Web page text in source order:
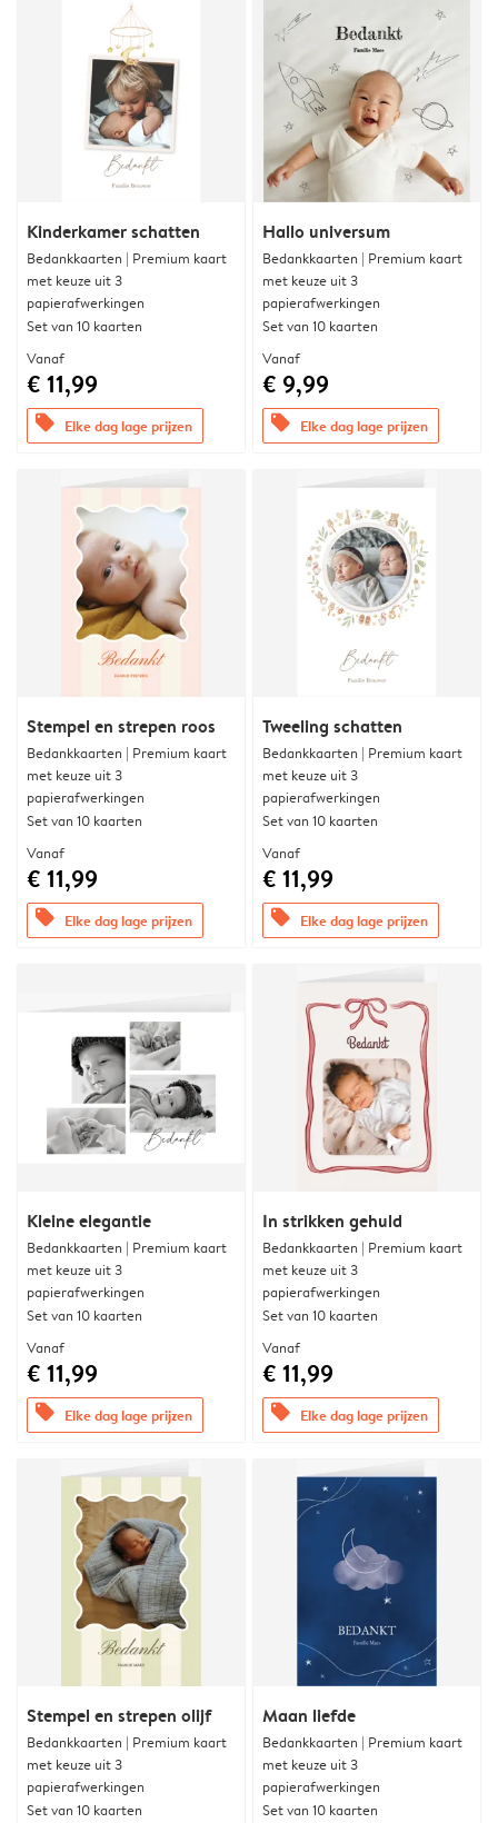
Kinderkamer schatten
Bedankkaarten | Premium kaart
met keuze uit 3
papierafwerkingen
Set van 10 kaarten
Vanaf
€ 11,99
offers Elke dag lage prijzen
Hallo universum
Bedankkaarten | Premium kaart
met keuze uit 3
papierafwerkingen
Set van 10 kaarten
Vanaf
€ 9,99
offers Elke dag lage prijzen
Stempel en strepen roos
Bedankkaarten | Premium kaart
met keuze uit 3
papierafwerkingen
Set van 10 kaarten
Vanaf
€ 11,99
offers Elke dag lage prijzen
Tweeling schatten
Bedankkaarten | Premium kaart
met keuze uit 3
papierafwerkingen
Set van 10 kaarten
Vanaf
€ 11,99
offers Elke dag lage prijzen
Kleine elegantie
Bedankkaarten | Premium kaart
met keuze uit 3
papierafwerkingen
Set van 10 kaarten
Vanaf
€ 11,99
offers Elke dag lage prijzen
In strikken gehuld
Bedankkaarten | Premium kaart
met keuze uit 3
papierafwerkingen
Set van 10 kaarten
Vanaf
€ 11,99
offers Elke dag lage prijzen
Stempel en strepen olijf
Bedankkaarten | Premium kaart
met keuze uit 3
papierafwerkingen
Set van 10 kaarten
Maan liefde
Bedankkaarten | Premium kaart
met keuze uit 3
papierafwerkingen
Set van 10 kaarten